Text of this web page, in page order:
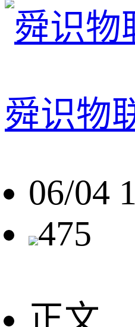
舜识物
06/04
475